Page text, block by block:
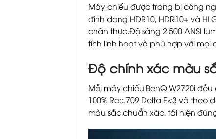
Máy chiếu được trang bị công
định dạng HDR10, HDR10+ và
chân thực.Độ sáng 2.500 ANSI
tính linh hoạt và phù hợp với mọi
Độ chính xác màu
Mỗi máy chiếu BenQ W2720i
100% Rec.709 Delta E<3 và
màu sắc chuẩn xác, tái hiện